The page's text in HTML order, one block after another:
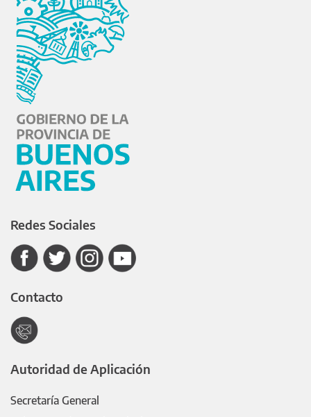
Redes Sociales
Contacto
Autoridad de Aplicación
Secretaría General